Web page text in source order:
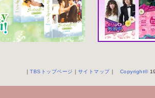
｜TBSトップページ ｜ サイトマップ｜ Copyright©